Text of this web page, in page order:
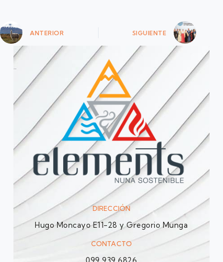
ANTERIOR SIGUIENTE
DIRECCIÓN
Hugo Moncayo E11-28 y Gregorio Munga
CONTACTO